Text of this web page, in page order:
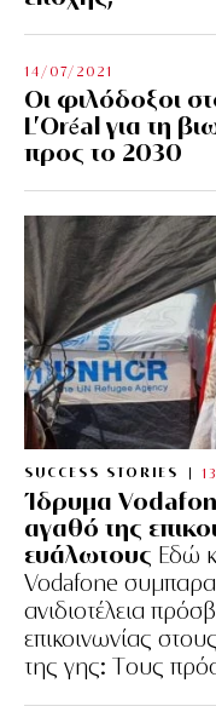
14/07/2021
Οι φιλόδοξοι
L’Oréal για τη
προς το 2030
SUCCESS STORIES
Ίδρυμα
αγαθό της
ευάλωτους Εδώ
Vodafone
ανιδιοτέλεια
επικοινωνίας
της γης: Tους